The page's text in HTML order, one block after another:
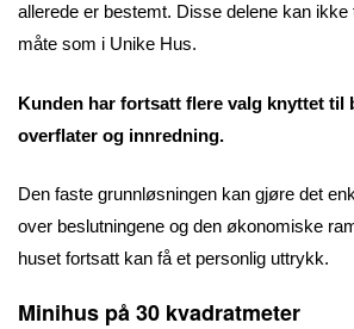
allerede er bestemt. Disse delene kan
måte som i Unike Hus.
Kunden har fortsatt flere valg knyttet til
overflater og innredning.
Den faste grunnløsningen kan gjøre det
over beslutningene og den økonomiske
huset fortsatt kan få et personlig uttrykk.
Minihus på 30 kvadratmeter